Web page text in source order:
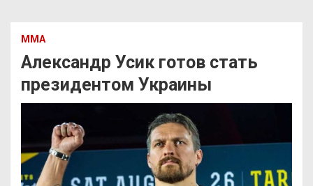
ММА
Александр Усик готов стать
президентом Украины